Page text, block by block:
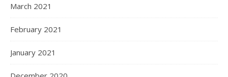
March 2021
February 2021
January 2021